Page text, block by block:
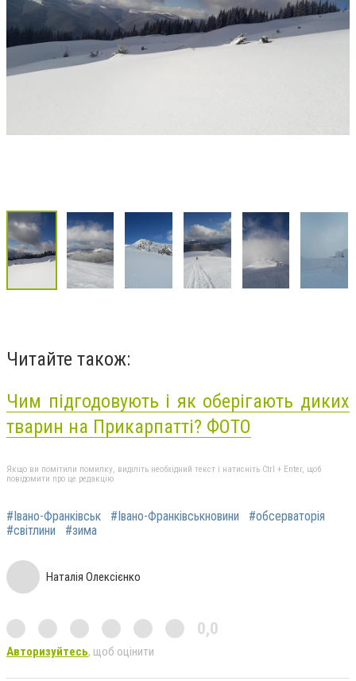
Читайте також:
Чим підгодовують і як оберігають диких
тварин на Прикарпатті? ФОТО
Якщо ви помітили помилку, виділіть необхідний текст і натисніть Ctrl + Enter, щоб
повідомити про це редакцію
#Івано-Франківськ #Івано-Франківськновини
#обсерваторія
#світлини
#зима
Наталія Олексієнко
0,0
Авторизуйтесь, щоб оцінити